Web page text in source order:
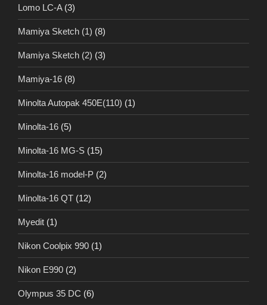
Lomo LC-A(3)
Mamiya Sketch (1) (8)
Mamiya Sketch (2) (3)
Mamiya-16 (8)
Minolta Autopak 450E(110) (1)
Minolta-16 (5)
Minolta-16 MG-S (15)
Minolta-16 model-P (2)
Minolta-16 QT (12)
Myedit (1)
Nikon Coolpix 990 (1)
Nikon E990 (2)
Olympus 35 DC (6)